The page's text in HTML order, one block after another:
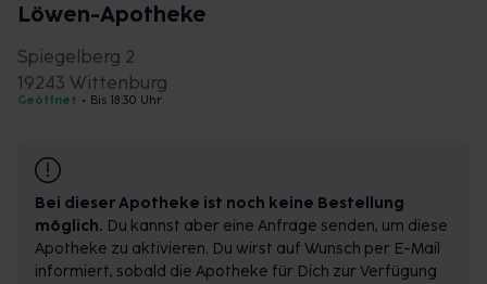
Löwen-Apotheke
Spiegelberg 2
19243 Wittenburg
Geöffnet • Bis 18:30 Uhr
Bei dieser Apotheke ist noch keine Bestellung
möglich. Du kannst aber eine Anfrage senden, um diese
Apotheke zu aktivieren. Du wirst auf Wunsch per E-Mail
informiert, sobald die Apotheke für Dich zur Verfügung